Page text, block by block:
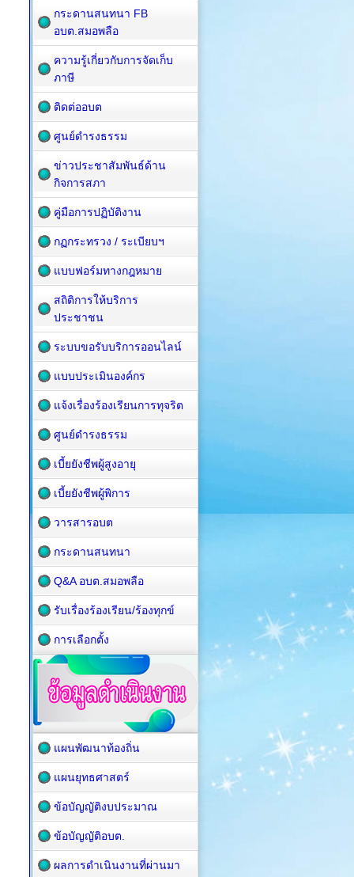
กระดานสนทนา FB
อบต.สมอพลือ
ความรู้เกี่ยวกับการจัดเก็บ
ภาษี
ติดต่ออบต
ศูนย์ดำรงธรรม
ข่าวประชาสัมพันธ์ด้าน
กิจการสภา
คู่มือการปฏิบัติงาน
กฏกระทรวง / ระเบียบฯ
แบบฟอร์มทางกฎหมาย
สถิติการให้บริการ
ประชาชน
ระบบขอรับบริการออนไลน์
แบบประเมินองค์กร
แจ้งเรื่องร้องเรียนการทุจริต
ศูนย์ดำรงธรรม
เบี้ยยังชีพผู้สูงอายุ
เบี้ยยังชีพผู้พิการ
วารสารอบต
กระดานสนทนา
Q&A อบต.สมอพลือ
รับเรื่องร้องเรียน/ร้องทุกข์
การเลือกตั้ง
แผนพัฒนาท้องถิ่น
แผนยุทธศาสตร์
ข้อบัญญัติงบประมาณ
ข้อบัญญัติอบต.
ผลการดำเนินงานที่ผ่านมา